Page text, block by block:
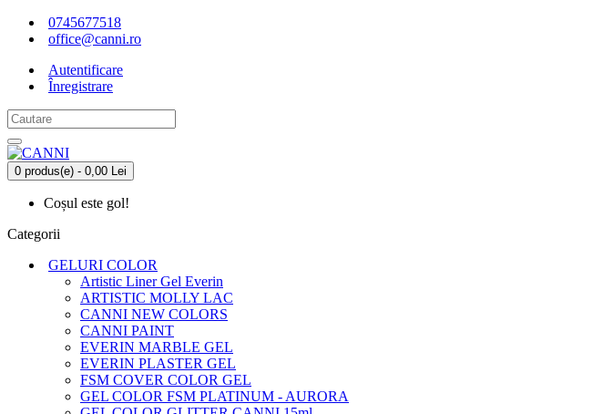
0745677518
office@canni.ro
Autentificare
Înregistrare
0 produs(e) - 0,00 Lei
Coșul este gol!
Categorii
GELURI COLOR
Artistic Liner Gel Everin
ARTISTIC MOLLY LAC
CANNI NEW COLORS
CANNI PAINT
EVERIN MARBLE GEL
EVERIN PLASTER GEL
FSM COVER COLOR GEL
GEL COLOR FSM PLATINUM - AURORA